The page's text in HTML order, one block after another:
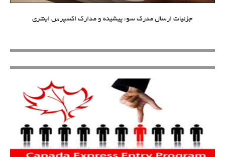
جزئیات ارسال مدرک سوء پیشینه و مدارک اکسپرس اینتری